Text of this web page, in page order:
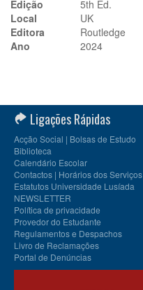
Edição
5th Ed.
Local
UK
Editora
Routledge
Ano
2024
Ligações Rápidas
Acção Social | Bolsas de Estudo
Biblioteca
Calendário Escolar
Contactos | Horários dos Serviços
Estatutos Universidade Lusíada
NEWSLETTER
Política de privacidade
Provedor do Estudante
Regulamentos e Despachos
Livro de Reclamações
Portal de Denúncias